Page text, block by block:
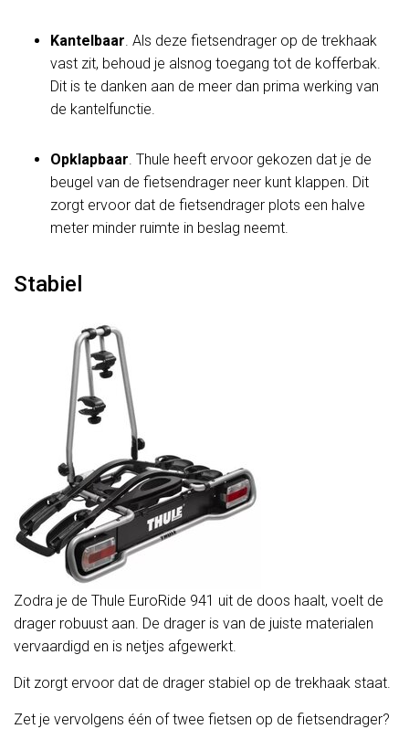
Kantelbaar. Als deze fietsendrager op de trekhaak
vast zit, behoud je alsnog toegang tot de kofferbak.
Dit is te danken aan de meer dan prima werking van
de kantelfunctie.
Opklapbaar. Thule heeft ervoor gekozen dat je de
beugel van de fietsendrager neer kunt klappen. Dit
zorgt ervoor dat de fietsendrager plots een halve
meter minder ruimte in beslag neemt.
Stabiel
Zodra je de Thule EuroRide 941 uit de doos haalt, voelt de
drager robuust aan. De drager is van de juiste materialen
vervaardigd en is netjes afgewerkt.
Dit zorgt ervoor dat de drager stabiel op de trekhaak staat.
Zet je vervolgens één of twee fietsen op de fietsendrager?